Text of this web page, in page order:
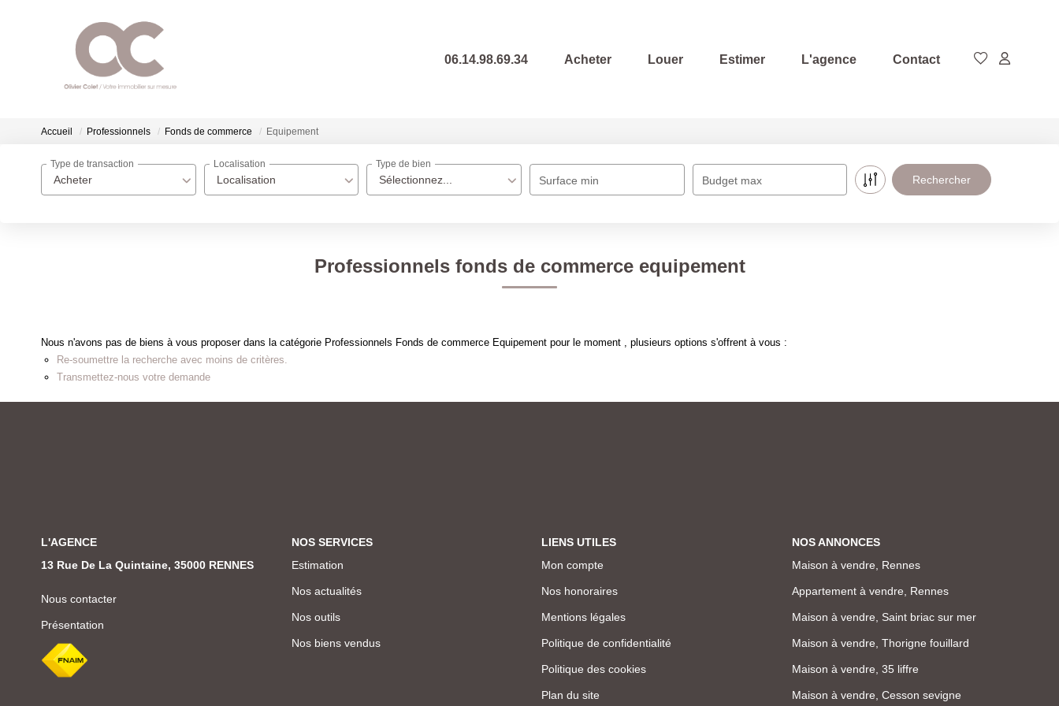
06.14.98.69.34 Acheter Louer Estimer L'agence Contact
Accueil Professionnels Fonds de commerce Equipement
Acheter
Type de transaction
Localisation
Localisation
Sélectionnez...
Type de bien
Surface min Budget max
Professionnels fonds de commerce equipement
Nous n'avons pas de biens à vous proposer dans la catégorie Professionnels Fonds de commerce Equipement pour le moment , plusieurs options s'offrent à vous :
Re-soumettre la recherche avec moins de critères.
Transmettez-nous votre demande
L'AGENCE
13 Rue De La Quintaine, 35000 RENNES
Nous contacter
Présentation
NOS SERVICES
Estimation
Nos actualités
Nos outils
Nos biens vendus
LIENS UTILES
Mon compte
Nos honoraires
Mentions légales
Politique de confidentialité
Politique des cookies
Plan du site
NOS ANNONCES
Maison à vendre, Rennes
Appartement à vendre, Rennes
Maison à vendre, Saint briac sur mer
Maison à vendre, Thorigne fouillard
Maison à vendre, 35 liffre
Maison à vendre, Cesson sevigne